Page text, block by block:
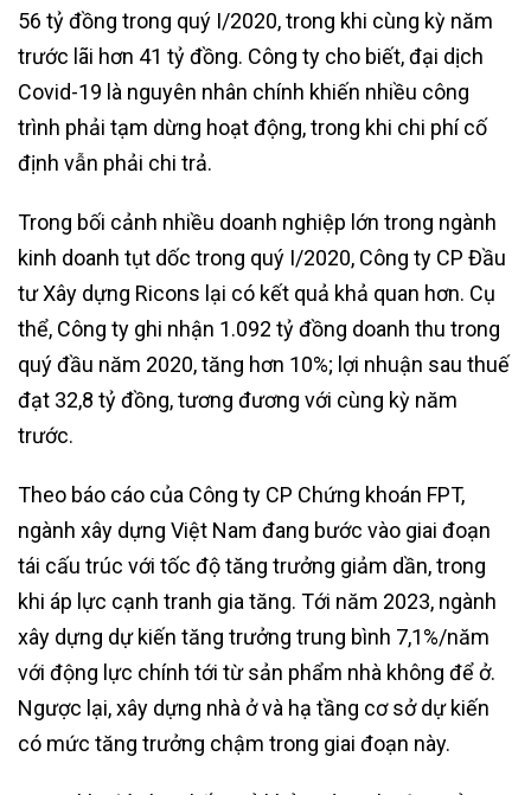
56 tỷ đồng trong quý I/2020, trong khi cùng kỳ năm
trước lãi hơn 41 tỷ đồng. Công ty cho biết, đại dịch
Covid-19 là nguyên nhân chính khiến nhiều công
trình phải tạm dừng hoạt động, trong khi chi phí cố
định vẫn phải chi trả.
Trong bối cảnh nhiều doanh nghiệp lớn trong ngành
kinh doanh tụt dốc trong quý I/2020, Công ty CP Đầu
tư Xây dựng Ricons lại có kết quả khả quan hơn. Cụ
thể, Công ty ghi nhận 1.092 tỷ đồng doanh thu trong
quý đầu năm 2020, tăng hơn 10%; lợi nhuận sau thuế
đạt 32,8 tỷ đồng, tương đương với cùng kỳ năm
trước.
Theo báo cáo của Công ty CP Chứng khoán FPT,
ngành xây dựng Việt Nam đang bước vào giai đoạn
tái cấu trúc với tốc độ tăng trưởng giảm dần, trong
khi áp lực cạnh tranh gia tăng. Tới năm 2023, ngành
xây dựng dự kiến tăng trưởng trung bình 7,1%/năm
với động lực chính tới từ sản phẩm nhà không để ở.
Ngược lại, xây dựng nhà ở và hạ tầng cơ sở dự kiến
có mức tăng trưởng chậm trong giai đoạn này.